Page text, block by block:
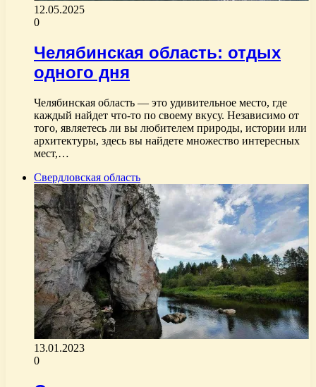
12.05.2025
0
Челябинская область: отдых
одного дня
Челябинская область — это удивительное место, где
каждый найдет что-то по своему вкусу. Независимо от
того, являетесь ли вы любителем природы, истории или
архитектуры, здесь вы найдете множество интересных
мест,…
Свердловская область
13.01.2023
0